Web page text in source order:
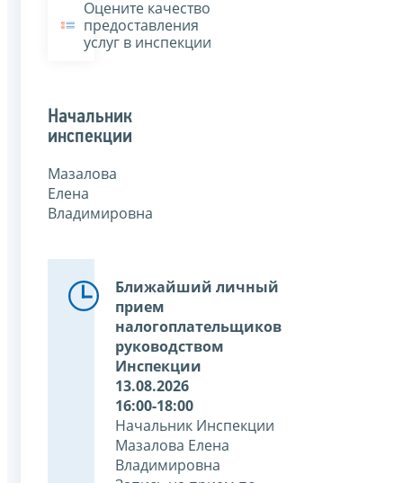
Оцените качество
предоставления
услуг в инспекции
Начальник
инспекции
Мазалова
Елена
Владимировна
Ближайший личный
прием
налогоплательщиков
руководством
Инспекции
13.08.2026
16:00-18:00
Начальник Инспекции
Мазалова Елена
Владимировна